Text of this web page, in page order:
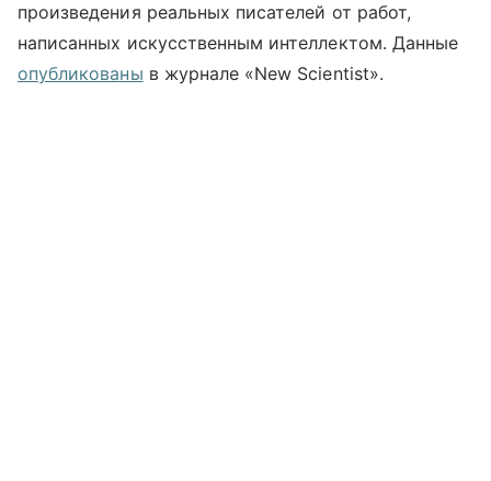
произведения реальных писателей от работ,
написанных искусственным интеллектом. Данные
опубликованы в журнале «New Scientist».